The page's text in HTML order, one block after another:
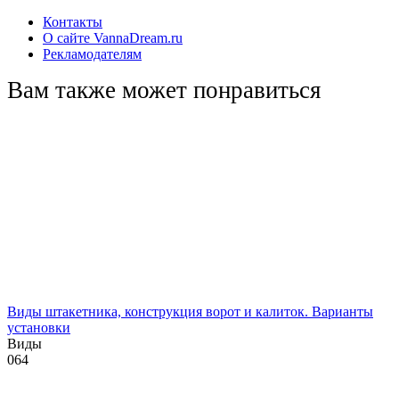
Контакты
О сайте VannaDream.ru
Рекламодателям
Вам также может понравиться
Виды штакетника, конструкция ворот и калиток. Варианты
установки
Виды
064